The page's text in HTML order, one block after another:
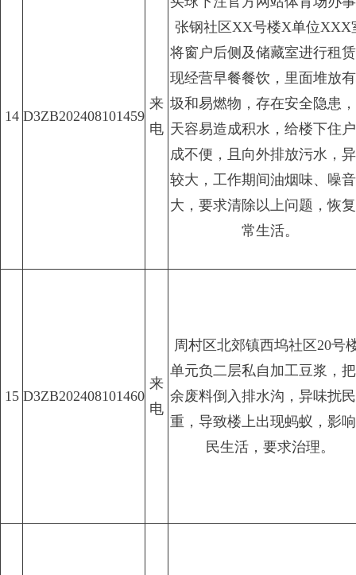
14 D3ZB202408101459
来
电
张钢社区XX号楼X单位XXX
将窗户后侧及储藏室进行租
现经营早餐餐饮，里面堆放
圾和易燃物，存在安全隐患
天容易造成积水，给楼下住
成不便，且向外排放污水，
较大，工作期间油烟味、噪
大，要求清除以上问题，恢
常生活。
15 D3ZB202408101460
来
电
周村区北郊镇西坞社区20号
单元负二层私自加工豆浆，
余废料倒入排水沟，异味扰
重，导致楼上出现蚂蚁，影
民生活，要求治理。